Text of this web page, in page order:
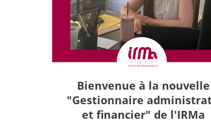
Bienvenue à la nouvelle
"Gestionnaire
et financier" de l'IRMa